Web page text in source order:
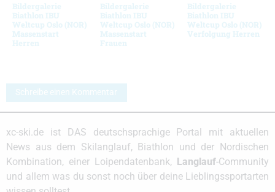
Bildergalerie
Biathlon IBU
Weltcup Oslo (NOR)
Massenstart
Herren
Bildergalerie
Biathlon IBU
Weltcup Oslo (NOR)
Massenstart
Frauen
Bildergalerie
Biathlon IBU
Weltcup Oslo (NOR)
Verfolgung Herren
Schreibe einen Kommentar
xc-ski.de ist DAS deutschsprachige Portal mit aktuellen
News aus dem Skilanglauf, Biathlon und der Nordischen
Kombination, einer Loipendatenbank,
Langlauf-Community
und allem was du sonst noch über deine Lieblingssportarten